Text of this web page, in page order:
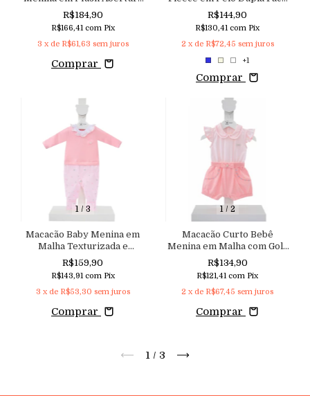
Lateral e com Gola Bordada
Aconchego
R$184,90
R$166,41 com Pix
3 x de R$61,63 sem juros
Comprar
com Zíper e Capuz
Aconchego
R$144,90
R$130,41 com Pix
2 x de R$72,45 sem juros
+1
Comprar
1/ 3
Macacão Baby Menina em
Malha Texturizada e
Estampada com Abertura
nas Costas Detalhe de Gola
Babado Aconchego
R$159,90
R$143,91 com Pix
3 x de R$53,30 sem juros
Comprar
1/ 2
Macacão Curto Bebê
Menina em Malha com Gola
Redonda e Bordado Floral
com Strass Aconchego
R$134,90
R$121,41 com Pix
2 x de R$67,45 sem juros
Comprar
1 / 3